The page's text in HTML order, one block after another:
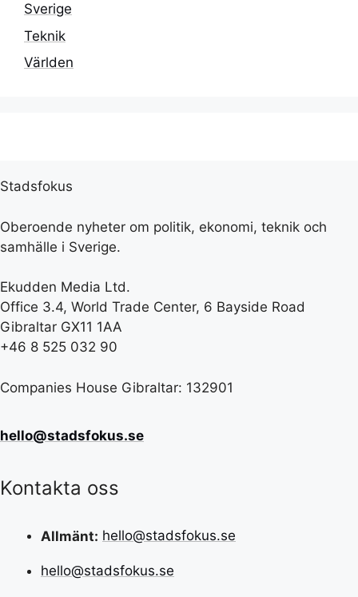
Sverige
Teknik
Världen
Stadsfokus
Oberoende nyheter om politik, ekonomi, teknik och
samhälle i Sverige.
Ekudden Media Ltd.
Office 3.4, World Trade Center, 6 Bayside Road
Gibraltar GX11 1AA
+46 8 525 032 90
Companies House Gibraltar: 132901
hello@stadsfokus.se
Kontakta oss
Allmänt: hello@stadsfokus.se
hello@stadsfokus.se